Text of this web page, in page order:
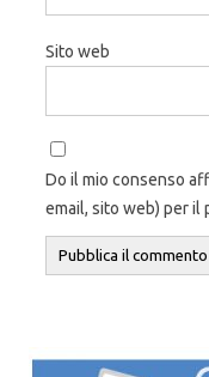
Sito web
Do il mio consenso
email, sito web) per il